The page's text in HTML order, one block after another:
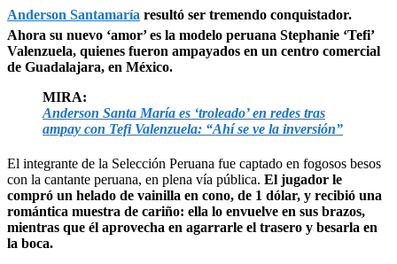
Anderson Santamaría resultó ser tremendo conquistador.
Ahora su nuevo ‘amor’ es la modelo peruana Stephanie ‘Tefi’
Valenzuela, quienes fueron ampayados en un centro comercial
de Guadalajara, en México.
MIRA:
Anderson Santa María es ‘troleado’ en redes tras
ampay con Tefi Valenzuela: “Ahí se ve la inversión”
El integrante de la Selección Peruana fue captado en fogosos besos
con la cantante peruana, en plena vía pública. El jugador le
compró un helado de vainilla en cono, de 1 dólar, y recibió una
romántica muestra de cariño: ella lo envuelve en sus brazos,
mientras que él aprovecha en agarrarle el trasero y besarla en
la boca.